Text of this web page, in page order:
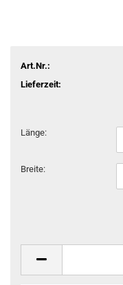
Art.Nr.:
Lieferzeit:
Länge:
Breite: